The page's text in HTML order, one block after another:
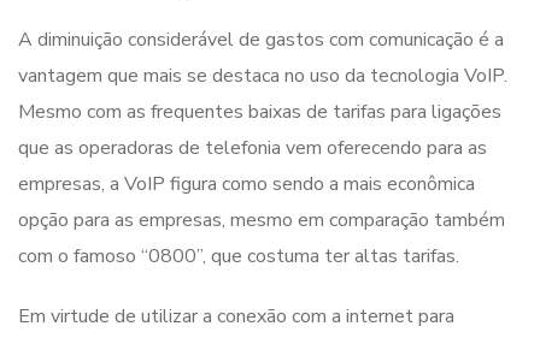
A diminuição considerável de gastos com comunicação é a
vantagem que mais se destaca no uso da tecnologia VoIP.
Mesmo com as frequentes baixas de tarifas para ligações
que as operadoras de telefonia vem oferecendo para as
empresas, a VoIP figura como sendo a mais econômica
opção para as empresas, mesmo em comparação também
com o famoso “0800”, que costuma ter altas tarifas.
Em virtude de utilizar a conexão com a internet para